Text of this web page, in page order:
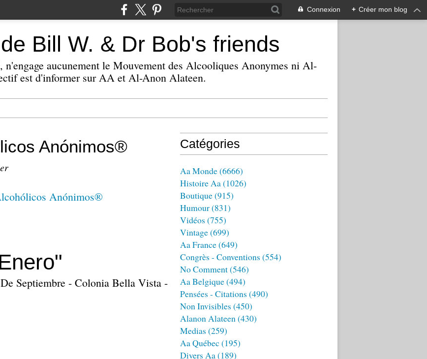
Connexion + Créer mon blog
Bill W. & Dr Bob's friends
n'engage aucunement le Mouvement des Alcooliques Anonymes ni Al-
est d'informer sur AA et Al-Anon Alateen.
Anónimos®
Septiembre - Colonia Bella Vista -
Catégories
Aa Monde(6666)
Histoire Aa(1026)
Boutique(915)
Humour(831)
Vidéos (755)
Vintage(699)
Aa France(649)
Congrès - Conventions (554)
No Comment(546)
Aa Belgique(494)
Pensées - Citations (490)
Non Invisibles (450)
Alanon Alateen(430)
Medias (259)
Aa Québec (195)
Divers Aa(189)